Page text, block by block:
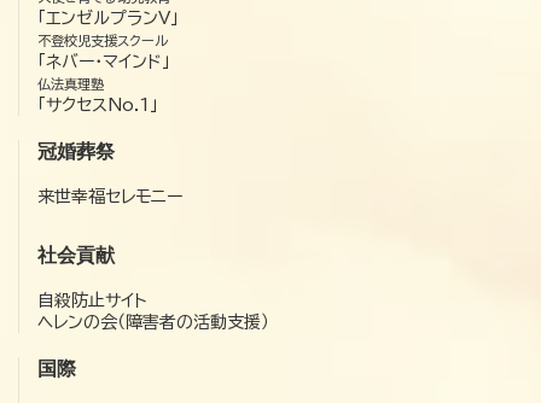
「エンゼルプランV」
不登校児支援スクール
「ネバー・マインド」
仏法真理塾
「サクセスNo.1」
冠婚葬祭
来世幸福セレモニー
社会貢献
自殺防止サイト
ヘレンの会（障害者の活動支援）
国際